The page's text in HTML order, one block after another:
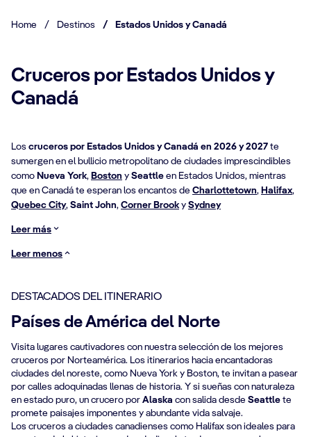
Home / Destinos / Estados Unidos y Canadá
Cruceros por Estados Unidos y
Canadá
Los cruceros por Estados Unidos y Canadá en 2026 y 2027 te
sumergen en el bullicio metropolitano de ciudades imprescindibles
como Nueva York, Boston y Seattle en Estados Unidos, mientras
que en Canadá te esperan los encantos de Charlottetown, Halifax,
Quebec City, Saint John, Corner Brooky Sydney
Leer más
Leer menos
DESTACADOS DEL ITINERARIO
Países de América del Norte
Visita lugares cautivadores con nuestra selección de los mejores
cruceros por Norteamérica. Los itinerarios hacia encantadoras
ciudades del noreste, como Nueva York y Boston, te invitan a pasear
por calles adoquinadas llenas de historia. Y si sueñas con naturaleza
en estado puro, un crucero por Alaska con salida desde Seattle te
promete paisajes imponentes y abundante vida salvaje.
Los cruceros a ciudades canadienses como Halifax son ideales para